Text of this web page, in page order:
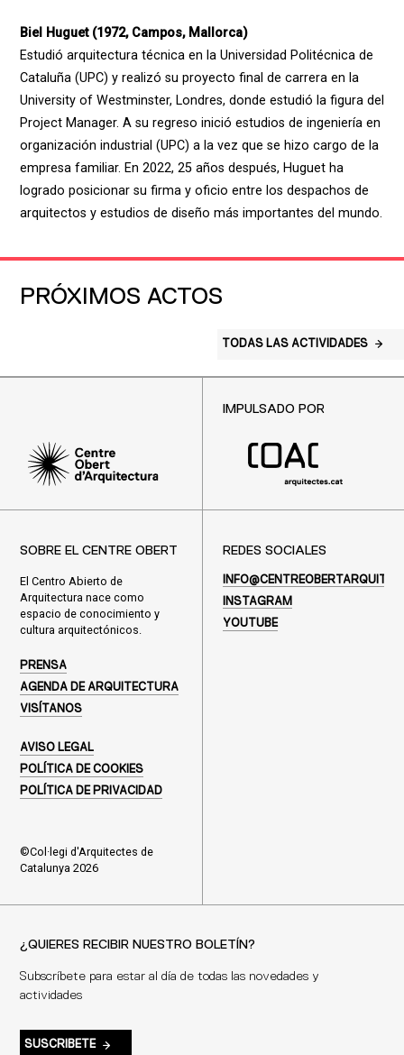
Biel Huguet (1972, Campos, Mallorca)
Estudió arquitectura técnica en la Universidad Politécnica de
Cataluña (UPC) y realizó su proyecto final de carrera en la
University of Westminster, Londres, donde estudió la figura del
Project Manager. A su regreso inició estudios de ingeniería en
organización industrial (UPC) a la vez que se hizo cargo de la
empresa familiar. En 2022, 25 años después, Huguet ha
logrado posicionar su firma y oficio entre los despachos de
arquitectos y estudios de diseño más importantes del mundo.
PRÓXIMOS ACTOS
TODAS LAS ACTIVIDADES
IMPULSADO POR
SOBRE EL CENTRE OBERT
El Centro Abierto de
Arquitectura nace como
espacio de conocimiento y
cultura arquitectónicos.
PRENSA
AGENDA DE ARQUITECTURA
VISÍTANOS
AVISO LEGAL
POLÍTICA DE COOKIES
POLÍTICA DE PRIVACIDAD
©Col·legi d'Arquitectes de
Catalunya 2026
REDES SOCIALES
INSTAGRAM
YOUTUBE
¿QUIERES RECIBIR NUESTRO BOLETÍN?
Subscríbete para estar al día de todas las novedades y
actividades
SUSCRIBETE